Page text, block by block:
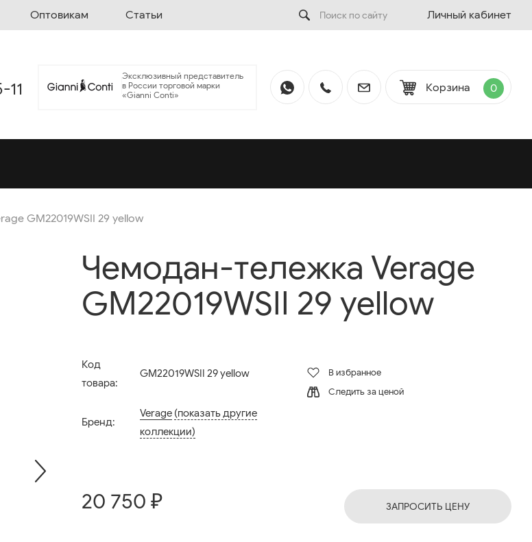
Оптовикам Статьи Личный кабинет
Эксклюзивный представитель
в России торговой марки
«Gianni Conti»
Корзина 0
GM22019WSII 29 yellow
Чемодан-тележка Verage
GM22019WSII 29 yellow
Код
товара:
GM22019WSII 29 yellow
Бренд:
Verage (показать другие
коллекции)
В избранное
Следить за ценой
20 750 ₽ ЗАПРОСИТЬ ЦЕНУ